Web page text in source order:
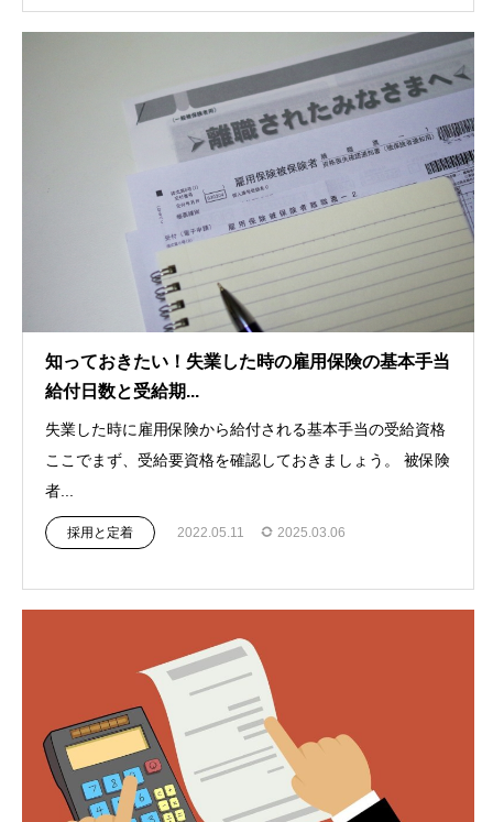
知っておきたい！失業した時の雇用保険の基本手当
給付日数と受給期...
失業した時に雇用保険から給付される基本手当の受給資格
ここでまず、受給要資格を確認しておきましょう。 被保険
者...
採用と定着 2022.05.11 2025.03.06